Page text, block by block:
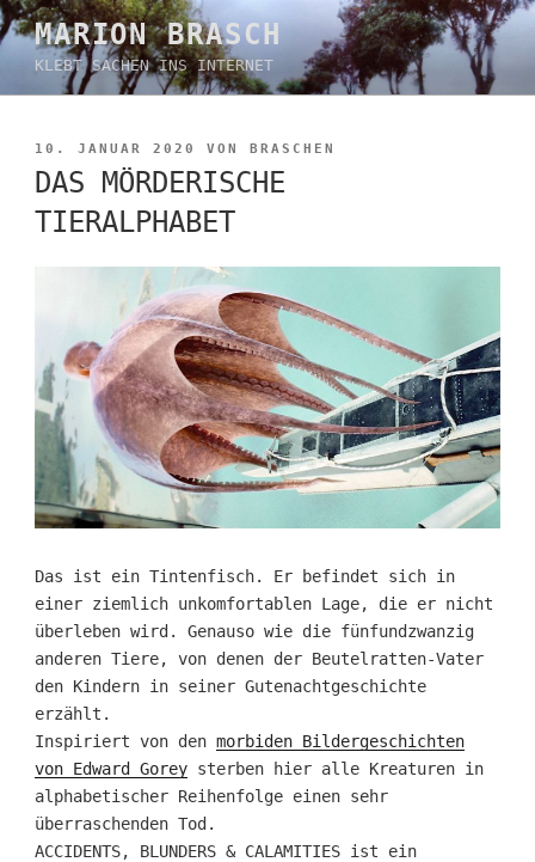
Zum
Inhalt
springen
MARION BRASCH
KLEBT SACHEN INS INTERNET
VERÖFFENTLICHT
AM
10. JANUAR 2020 VON BRASCHEN
DAS MÖRDERISCHE
TIERALPHABET
Das ist ein Tintenfisch. Er befindet sich in
einer ziemlich unkomfortablen Lage, die er nicht
überleben wird. Genauso wie die fünfundzwanzig
anderen Tiere, von denen der Beutelratten-Vater
den Kindern in seiner Gutenachtgeschichte
erzählt.
Inspiriert von den morbiden Bildergeschichten
von Edward Goreysterben hier alle Kreaturen in
alphabetischer Reihenfolge einen sehr
überraschenden Tod.
ACCIDENTS, BLUNDERS & CALAMITIES ist ein